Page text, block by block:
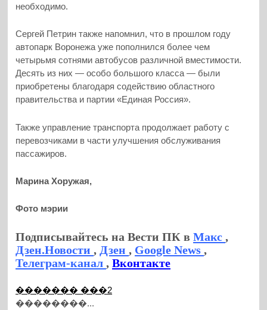
необходимо.
Сергей Петрин также напомнил, что в прошлом году
автопарк Воронежа уже пополнился более чем
четырьмя сотнями автобусов различной вместимости.
Десять из них — особо большого класса — были
приобретены благодаря содействию областного
правительства и партии «Единая Россия».
Также управление транспорта продолжает работу с
перевозчиками в части улучшения обслуживания
пассажиров.
Марина Хоружая,
Фото мэрии
Подписывайтесь на Вести ПК вМакс,
Дзен.Новости, Дзен, Google News,
Телеграм-канал,Вконтакте
������� ���2
��������...